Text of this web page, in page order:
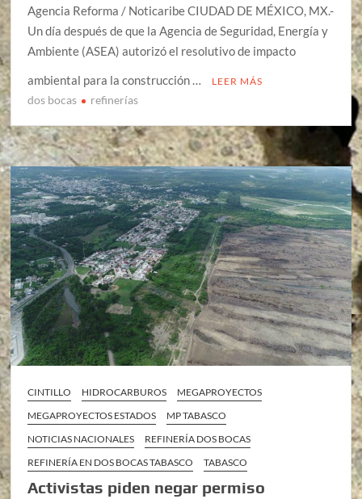
Agencia Reforma / Noticaribe CIUDAD DE MÉXICO, MX.-
Un día después de que la Agencia de Seguridad, Energía y
Ambiente (ASEA) autorizó el resolutivo de impacto
ambiental para la construcción …
LEER MÁS
dos bocas refinerías
CINTILLO HIDROCARBUROS
MEGAPROYECTOS
MEGAPROYECTOS ESTADOS
MP TABASCO
NOTICIAS NACIONALES
REFINERÍA DOS BOCAS
REFINERÍA EN DOS BOCAS TABASCO
TABASCO
Activistas piden negar permiso